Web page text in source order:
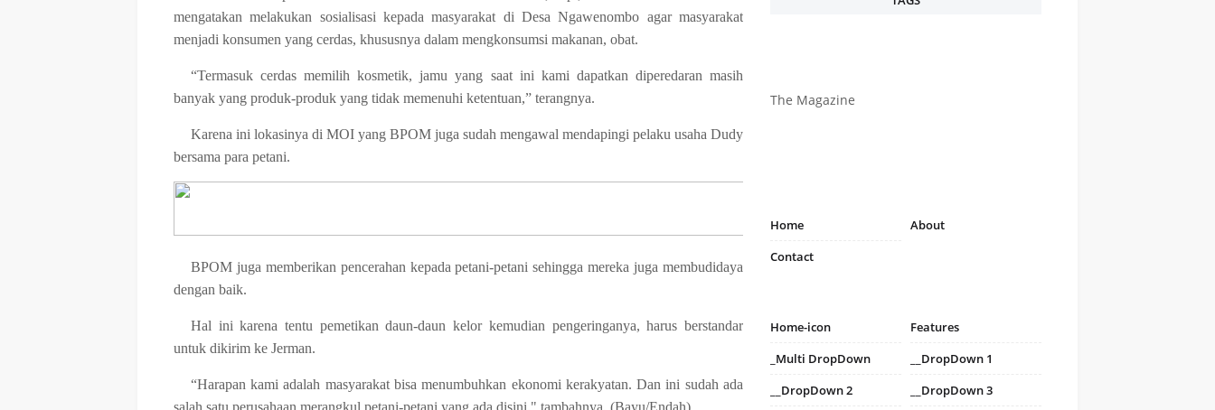
mengatakan melakukan sosialisasi kepada masyarakat di Desa Ngawenombo agar masyarakat
menjadi konsumen yang cerdas, khususnya dalam mengkonsumsi makanan, obat.
“Termasuk cerdas memilih kosmetik, jamu yang saat ini kami dapatkan diperedaran masih
banyak yang produk-produk yang tidak memenuhi ketentuan,” terangnya.
Karena ini lokasinya di MOI yang BPOM juga sudah mengawal mendapingi pelaku usaha Dudy
bersama para petani.
BPOM juga memberikan pencerahan kepada petani-petani sehingga mereka juga membudidaya
dengan baik.
Hal ini karena tentu pemetikan daun-daun kelor kemudian pengeringanya, harus berstandar
untuk dikirim ke Jerman.
“Harapan kami adalah masyarakat bisa menumbuhkan ekonomi kerakyatan. Dan ini sudah ada
salah satu perusahaan merangkul petani-petani yang ada disini," tambahnya. (Bayu/Endah)
The Magazine
Home
About
Contact
Home-icon
Features
_Multi DropDown
__DropDown 1
__DropDown 2
__DropDown 3